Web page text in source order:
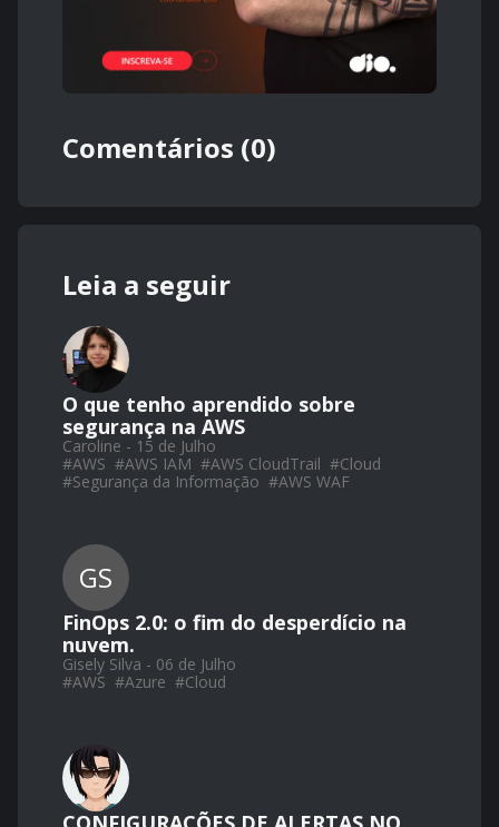
Comentários (0)
Leia a seguir
O que tenho aprendido sobre
segurança na AWS
Caroline - 15 de Julho
#AWS #AWS IAM #AWS CloudTrail #Cloud
#Segurança da Informação #AWS WAF
GS
FinOps 2.0: o fim do desperdício na
nuvem.
Gisely Silva - 06 de Julho
#AWS #Azure #Cloud